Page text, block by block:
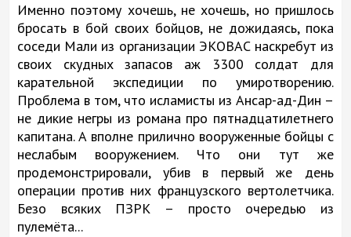
Именно поэтому хочешь, не хочешь, но пришлось
бросать в бой своих бойцов, не дожидаясь, пока
соседи Мали из организации ЭКОВАС наскребут из
своих скудных запасов аж 3300 солдат для
карательной экспедиции по умиротворению.
Проблема в том, что исламисты из Ансар-ад-Дин –
не дикие негры из романа про пятнадцатилетнего
капитана. А вполне прилично вооруженные бойцы с
неслабым вооружением. Что они тут же
продемонстрировали, убив в первый же день
операции против них французского вертолетчика.
Безо всяких ПЗРК – просто очередью из
пулемёта...